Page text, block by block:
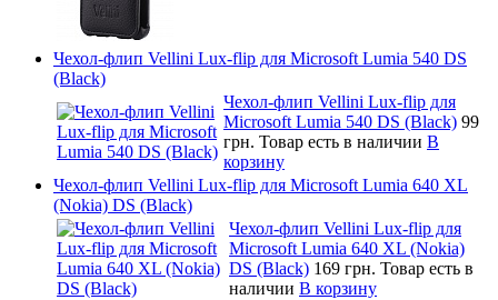
Чехол-флип Vellini Lux-flip для Microsoft Lumia 540 DS
(Black)
Чехол-флип Vellini Lux-flip для
Microsoft Lumia 540 DS (Black) 99
грн. Товар есть в наличии В
корзину
Чехол-флип Vellini Lux-flip для Microsoft Lumia 640 XL
(Nokia) DS (Black)
Чехол-флип Vellini Lux-flip для
Microsoft Lumia 640 XL (Nokia)
DS (Black) 169 грн. Товар есть в
наличии В корзину